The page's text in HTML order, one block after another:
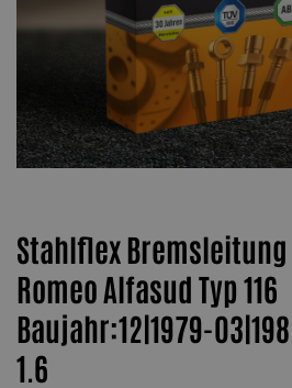
Stahlflex
Romeo Alfasud Typ 116
Baujahr:12|1979-
1.6